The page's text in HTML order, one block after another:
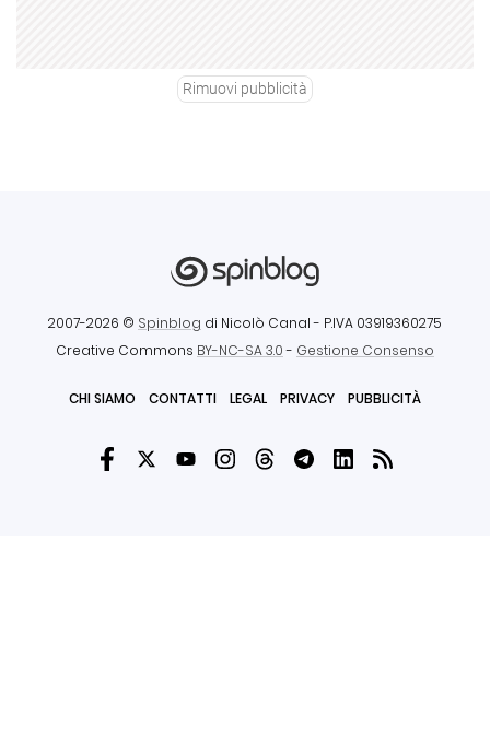
Rimuovi pubblicità
2007-2026 © Spinblog di Nicolò Canal - P.IVA 03919360275
Creative Commons BY-NC-SA 3.0- Gestione Consenso
CHI SIAMO CONTATTI LEGAL PRIVACY PUBBLICITÀ